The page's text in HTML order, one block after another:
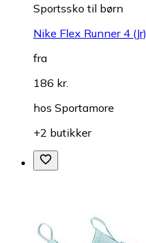
Sportssko til børn
Nike Flex Runner 4 (Jr)
fra
186 kr.
hos Sportamore
+2 butikker